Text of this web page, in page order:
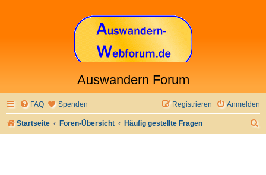
Auswandern Forum
FAQ Spenden Anmelden
Registrieren
Startseite Foren-Übersicht Häufig gestellte Fragen